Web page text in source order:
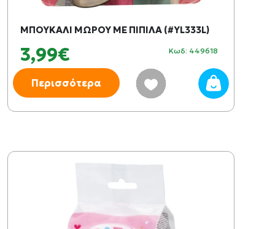
ΜΠΟΥΚΑΛΙ ΜΩΡΟΥ ΜΕ ΠΙΠΙΛΑ (#YL333L)
3,99€ Κωδ: 449618
Περισσότερα